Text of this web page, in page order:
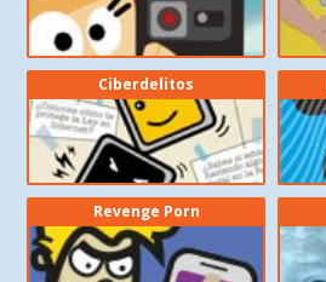
Ciberdelitos
Revenge Porn